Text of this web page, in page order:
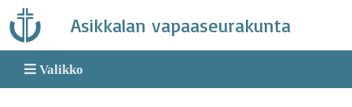
Skip
to
content
Asikkalan vapaaseurakunta
Valikko